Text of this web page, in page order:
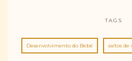
TAGS
Desenvolvimento do Bebê saltos de